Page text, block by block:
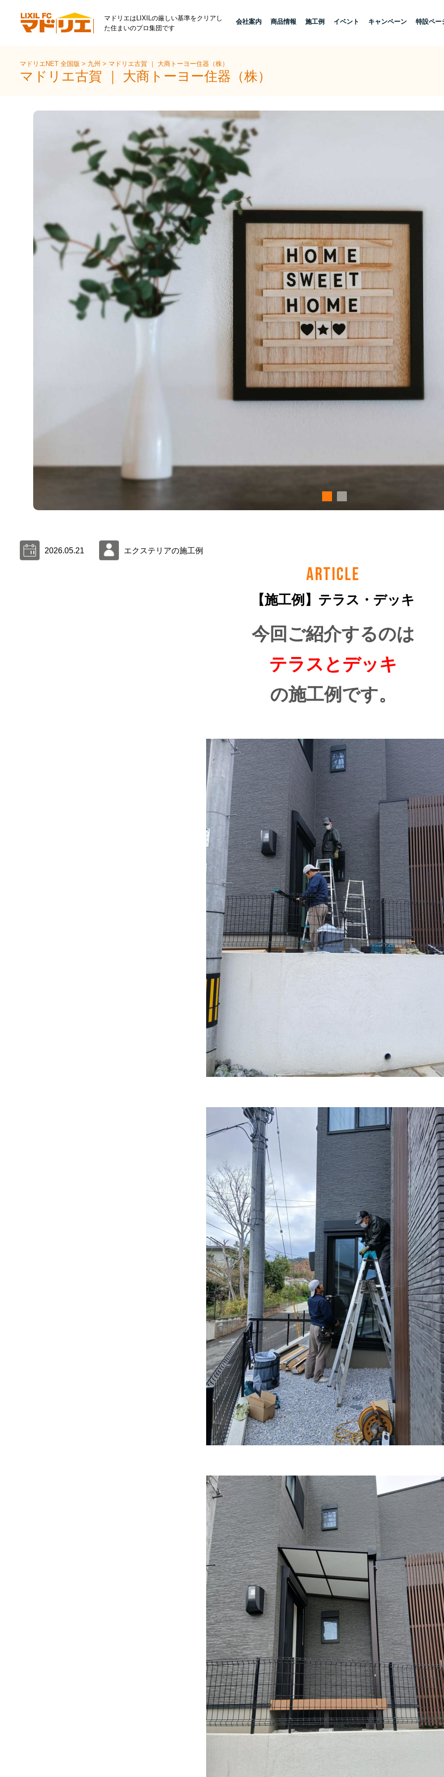
マドリエはLIXILの厳しい基準をクリアし
た住まいのプロ集団です
会社案内 商品情報 施工例 イベント キャンペーン 特設ペー
マドリエNET 全国版> 九州> マドリエ古賀 ｜ 大商トーヨー住器（株）
マドリエ古賀 ｜ 大商トーヨー住器（株）
2026.05.21 エクステリアの施工例
ARTICLE
【施工例】テラス・デッキ